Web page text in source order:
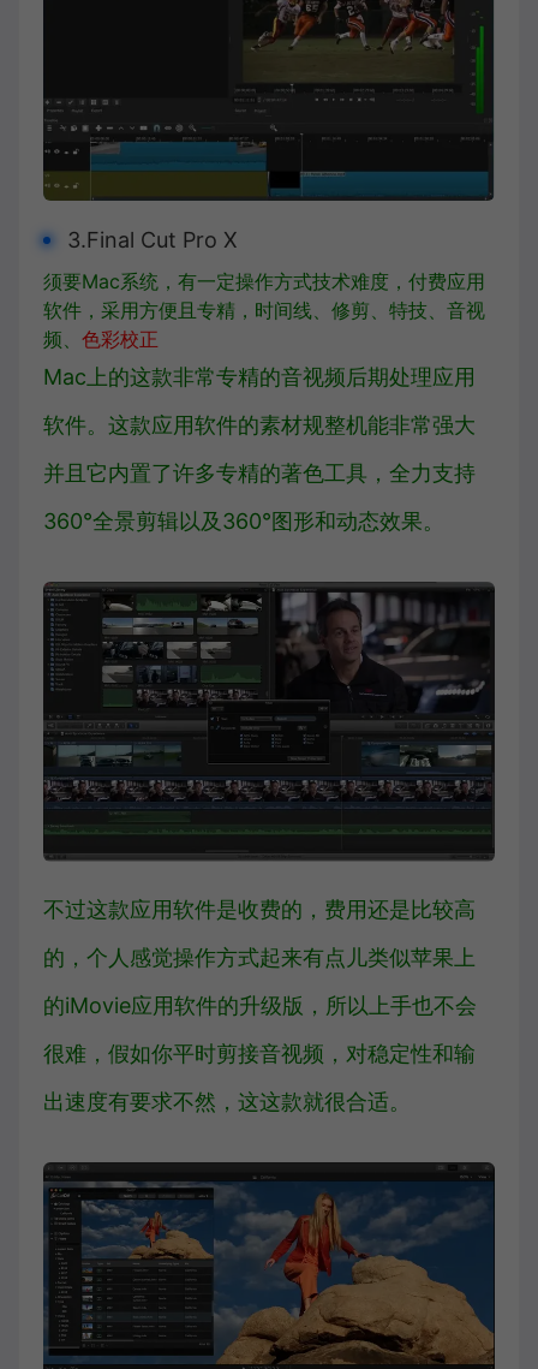
3.Final Cut Pro X
须要Mac系统，有一定操作方式技术难度，付费应用
软件，采用方便且专精，时间线、 修剪、特技、音视
频、 色彩校正
Mac上的这款非常专精的音视频后期处理应用
软件。这款应用软件的素材规整机能非常强大
并且它内置了许多专精的著色工具，全力支持
360°全景剪辑以及360°图形和动态效果。
不过这款应用软件是收费的，费用还是比较高
的，个人感觉操作方式起来有点儿类似苹果上
的iMovie应用软件的升级版，所以上手也不会
很难，假如你平时剪接音视频，对稳定性和输
出速度有要求不然，这这款就很合适。